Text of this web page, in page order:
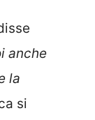
anche
la
si